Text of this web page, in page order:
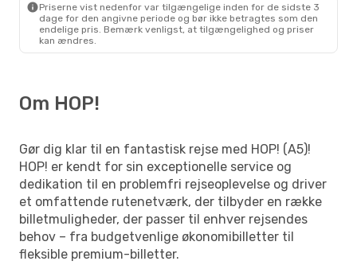
Priserne vist nedenfor var tilgængelige inden for de sidste 3
dage for den angivne periode og bør ikke betragtes som den
endelige pris. Bemærk venligst, at tilgængelighed og priser
kan ændres.
Om HOP!
Gør dig klar til en fantastisk rejse med HOP! (A5)!
HOP! er kendt for sin exceptionelle service og
dedikation til en problemfri rejseoplevelse og driver
et omfattende rutenetværk, der tilbyder en række
billetmuligheder, der passer til enhver rejsendes
behov – fra budgetvenlige økonomibilletter til
fleksible premium-billetter.